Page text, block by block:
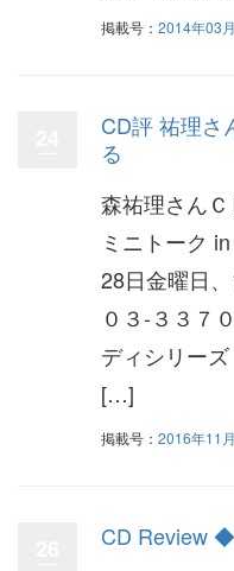
掲載号： 2014年03
CD評 祐理さ
る
森祐理さん
ミニトーク
28日金曜日
０３-３３７
ディシリー
[…]
掲載号： 2016年11
CD Review ◆